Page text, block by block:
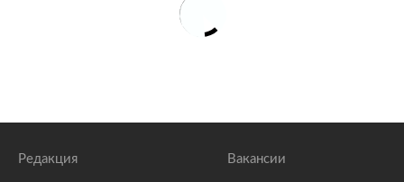
Редакция Вакансии